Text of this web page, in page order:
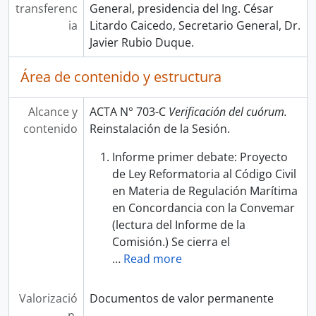
transferenc
ia
General, presidencia del Ing. César
Litardo Caicedo, Secretario General, Dr.
Javier Rubio Duque.
Área de contenido y estructura
Alcance y
contenido
ACTA N° 703-C Verificación del cuórum.
Reinstalación de la Sesión.
Informe primer debate: Proyecto
de Ley Reformatoria al Código Civil
en Materia de Regulación Marítima
en Concordancia con la Convemar
(lectura del Informe de la
Comisión.) Se cierra el
… Read more
Valorizació
Documentos de valor permanente